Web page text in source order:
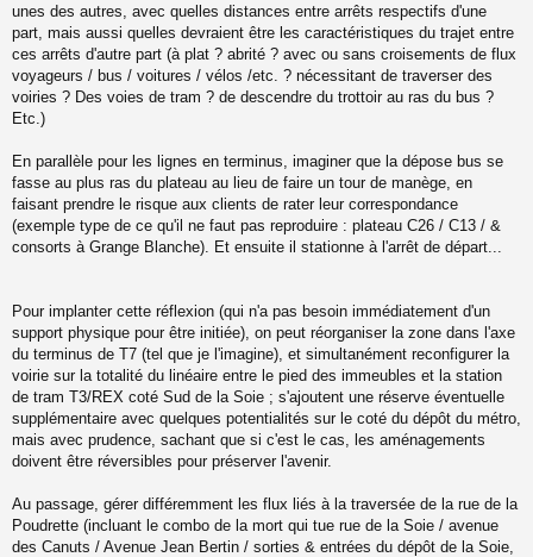
unes des autres, avec quelles distances entre arrêts respectifs d'une
part, mais aussi quelles devraient être les caractéristiques du trajet entre
ces arrêts d'autre part (à plat ? abrité ? avec ou sans croisements de flux
voyageurs / bus / voitures / vélos /etc. ? nécessitant de traverser des
voiries ? Des voies de tram ? de descendre du trottoir au ras du bus ?
Etc.)
En parallèle pour les lignes en terminus, imaginer que la dépose bus se
fasse au plus ras du plateau au lieu de faire un tour de manège, en
faisant prendre le risque aux clients de rater leur correspondance
(exemple type de ce qu'il ne faut pas reproduire : plateau C26 / C13 / &
consorts à Grange Blanche). Et ensuite il stationne à l'arrêt de départ...
Pour implanter cette réflexion (qui n'a pas besoin immédiatement d'un
support physique pour être initiée), on peut réorganiser la zone dans l'axe
du terminus de T7 (tel que je l'imagine), et simultanément reconfigurer la
voirie sur la totalité du linéaire entre le pied des immeubles et la station
de tram T3/REX coté Sud de la Soie ; s'ajoutent une réserve éventuelle
supplémentaire avec quelques potentialités sur le coté du dépôt du métro,
mais avec prudence, sachant que si c'est le cas, les aménagements
doivent être réversibles pour préserver l'avenir.
Au passage, gérer différemment les flux liés à la traversée de la rue de la
Poudrette (incluant le combo de la mort qui tue rue de la Soie / avenue
des Canuts / Avenue Jean Bertin / sorties & entrées du dépôt de la Soie,